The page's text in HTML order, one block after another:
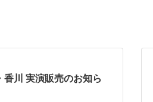
香川 実演販売のお知ら